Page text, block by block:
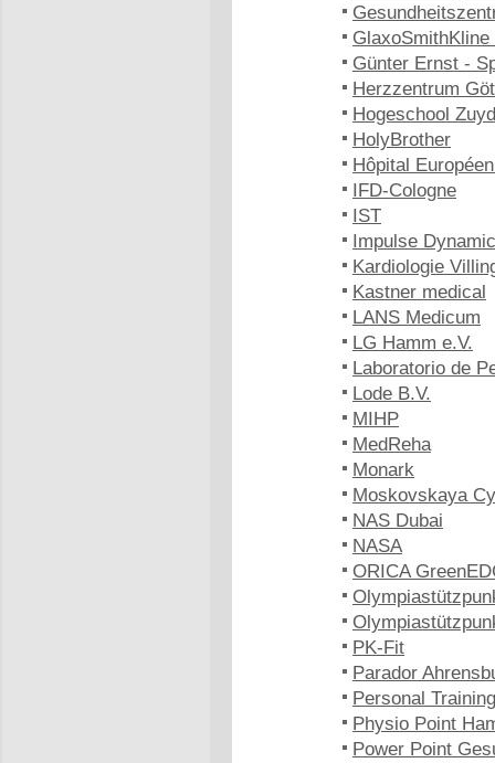
GlaxoSmithKline
Günter Ernst -
Herzzentrum
Hogeschool Zuyd
HolyBrother
Hôpital
IFD-Cologne
IST
Impulse
Kardiologie
Kastner medical
LANS Medicum
LG Hamm e.V.
Laboratorio de
Lode B.V.
MIHP
MedReha
Monark
Moskovskaya
NAS Dubai
NASA
ORICA
PK-Fit
Parador
Personal
Physio Point
Power Point